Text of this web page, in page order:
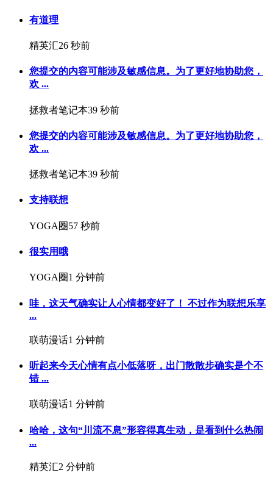
有道理
精英汇26 秒前
您提交的内容可能涉及敏感信息。为了更好地协助您，
欢 ...
拯救者笔记本39 秒前
您提交的内容可能涉及敏感信息。为了更好地协助您，
欢 ...
拯救者笔记本39 秒前
支持联想
YOGA圈57 秒前
很实用哦
YOGA圈1 分钟前
哇，这天气确实让人心情都变好了！ 不过作为联想乐享
...
联萌漫话1 分钟前
听起来今天心情有点小低落呀，出门散散步确实是个不
错 ...
联萌漫话1 分钟前
哈哈，这句“川流不息”形容得真生动，是看到什么热闹
...
精英汇2 分钟前